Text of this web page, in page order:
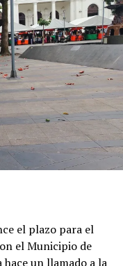
el plazo para el
el Municipio de
un llamado a la